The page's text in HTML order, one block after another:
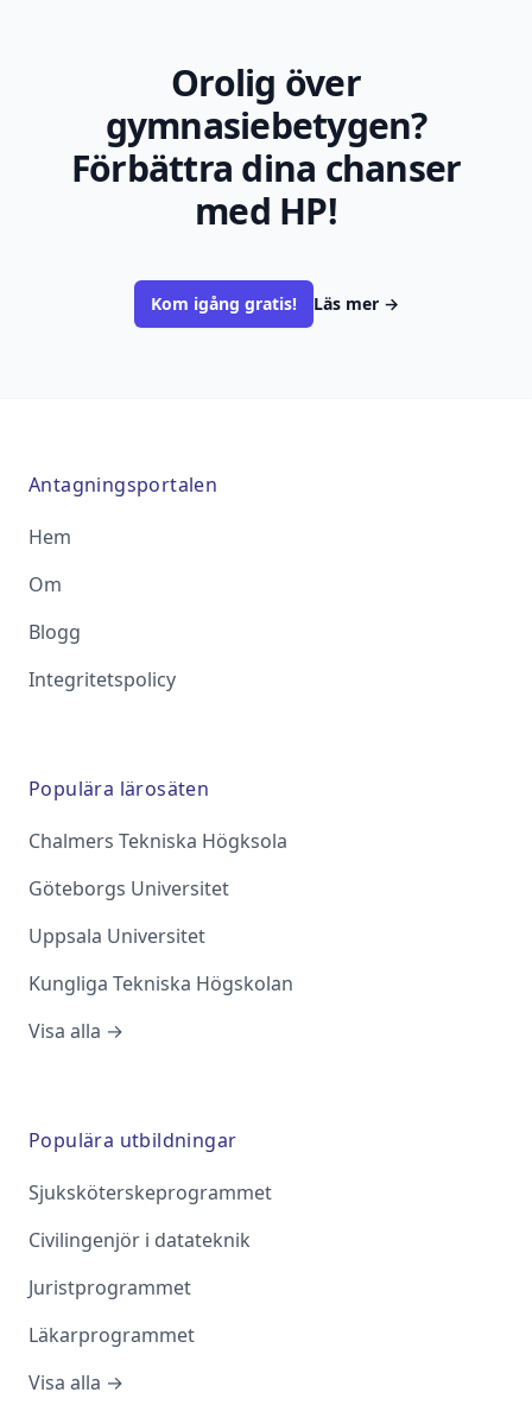
Orolig över
gymnasiebetygen?
Förbättra dina chanser
med HP!
Kom igång gratis! Läs mer →
Antagningsportalen
Hem
Om
Blogg
Integritetspolicy
Populära lärosäten
Chalmers Tekniska Högksola
Göteborgs Universitet
Uppsala Universitet
Kungliga Tekniska Högskolan
Visa alla →
Populära utbildningar
Sjuksköterskeprogrammet
Civilingenjör i datateknik
Juristprogrammet
Läkarprogrammet
Visa alla →